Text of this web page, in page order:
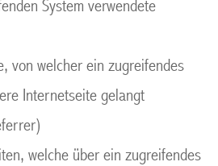
System verwendete
von welcher ein zugreifendes
Internetseite gelangt
welche über ein zugreifendes